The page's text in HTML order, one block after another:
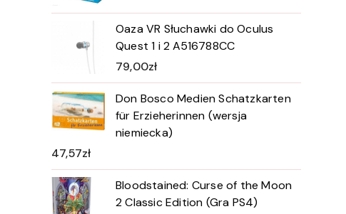
Oaza VR Słuchawki do Oculus
Quest 1 i 2 A516788CC
79,00zł
Don Bosco Medien Schatzkarten
für Erzieherinnen (wersja
niemiecka)
47,57zł
Bloodstained: Curse of the Moon
2 Classic Edition (Gra PS4)